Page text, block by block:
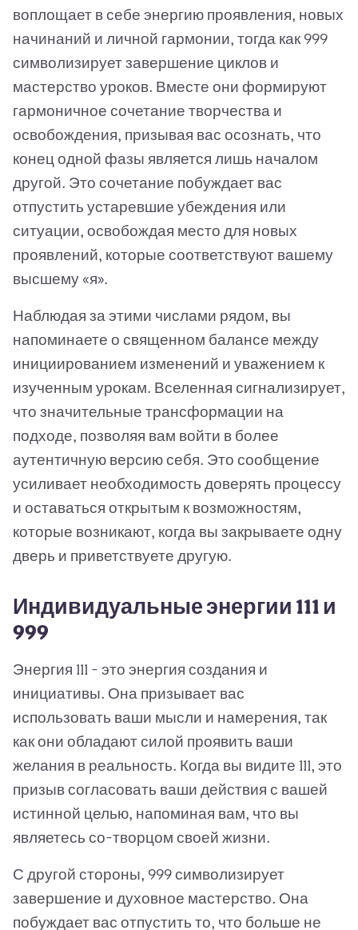
воплощает в себе энергию проявления, новых
начинаний и личной гармонии, тогда как 999
символизирует завершение циклов и
мастерство уроков. Вместе они формируют
гармоничное сочетание творчества и
освобождения, призывая вас осознать, что
конец одной фазы является лишь началом
другой. Это сочетание побуждает вас
отпустить устаревшие убеждения или
ситуации, освобождая место для новых
проявлений, которые соответствуют вашему
высшему «я».
Наблюдая за этими числами рядом, вы
напоминаете о священном балансе между
инициированием изменений и уважением к
изученным урокам. Вселенная сигнализирует,
что значительные трансформации на
подходе, позволяя вам войти в более
аутентичную версию себя. Это сообщение
усиливает необходимость доверять процессу
и оставаться открытым к возможностям,
которые возникают, когда вы закрываете одну
дверь и приветствуете другую.
Индивидуальные энергии 111 и
999
Энергия 111 - это энергия создания и
инициативы. Она призывает вас
использовать ваши мысли и намерения, так
как они обладают силой проявить ваши
желания в реальность. Когда вы видите 111, это
призыв согласовать ваши действия с вашей
истинной целью, напоминая вам, что вы
являетесь со-творцом своей жизни.
С другой стороны, 999 символизирует
завершение и духовное мастерство. Она
побуждает вас отпустить то, что больше не